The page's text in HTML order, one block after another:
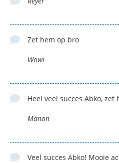
Zet hem op bro
Wowi
Heel veel succes Abko, zet
Manon
Veel succes Abko! Mooie